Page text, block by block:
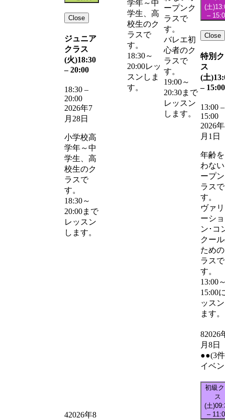
Close
ジュニア
クラス
(火)18:30
– 20:00
18:30 –
20:00
2026年7
月28日
小学校高
学年～中
学生、高
校生のク
ラスで
す。
18:30～
20:00まで
レッスン
します。
学年～中
学生、高
校生のク
ラスで
す。
18:30～
20:00レッ
スンしま
す。
ープンク
ラスで
す。
バレエ初
心者のク
ラスで
す。
19:00～
20:30まで
レッスン
します。
(土)
–
Close
特別
ス
(土)
– 15:00
13:00 –
15:00
2026
月1日
年齢
わな
ープ
ラスで
す。
ヴァ
ーショ
ン･コ
クー
ため
ラスで
す。
13:00
15:00
ッス
ます。
42026年8
82026
月8日
●●(3
イベ
初級
ス
(土)
–